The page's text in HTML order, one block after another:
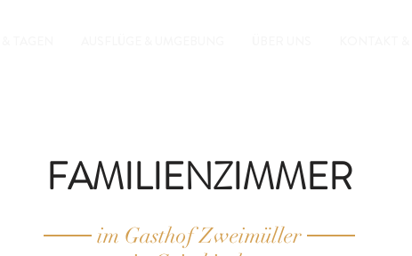
FAMILIENZIMMER
im Gasthof Zweimüller